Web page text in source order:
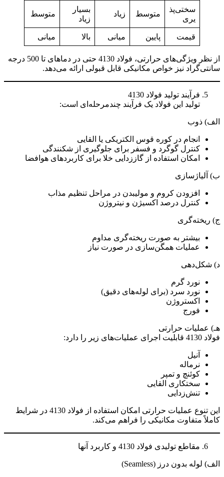
سختی‌پذ
یری
متوسط زیاد
بسیار
زیاد
متوسط
قیمت پایین میانی بالا میانی
از نظر ویژگی‌های حرارتی، فولاد 4130 حتی در دماهای تا 500 درجه
سانتی‌گراد نیز خواص مکانیکی قابل قبولی ارائه می‌دهد.
فرآیند تولید فولاد 4130
تولید این فولاد یک فرآیند چندمرحله‌ای است:
الف) ذوب
انجام در کوره قوس الکتریکی یا القایی
کنترل گوگرد و فسفر برای جلوگیری از شکنندگی
امکان استفاده از گاززدایی خلا برای کاربردهای هوافضا
ب) آلیاژسازی
افزودن کروم و مولیبدن در مراحل تنظیم مذاب
کنترل درصد اکسیژن و نیتروژن
ج) ریخته‌گری
بیشتر به صورت ریخته‌گری مداوم
عملیات همگن‌سازی در صورت نیاز
د) شکل‌دهی
نورد گرم
نورد سرد (برای لوله‌های دقیق)
اکستروژن
فورج
هـ) عملیات حرارتی
فولاد 4130 قابلیت اجرای عملیات‌های زیر را دارد:
آنیل
نرماله
کوئنچ و تمپر
سختکاری القایی
تنش‌زدایی
این تنوع عملیات حرارتی امکان استفاده از فولاد 4130 در شرایط
کاملاً متفاوت مکانیکی را فراهم می‌کند.
مقاطع تولیدی فولاد 4130 و کاربرد آنها
الف) لوله بدون درز (Seamless)